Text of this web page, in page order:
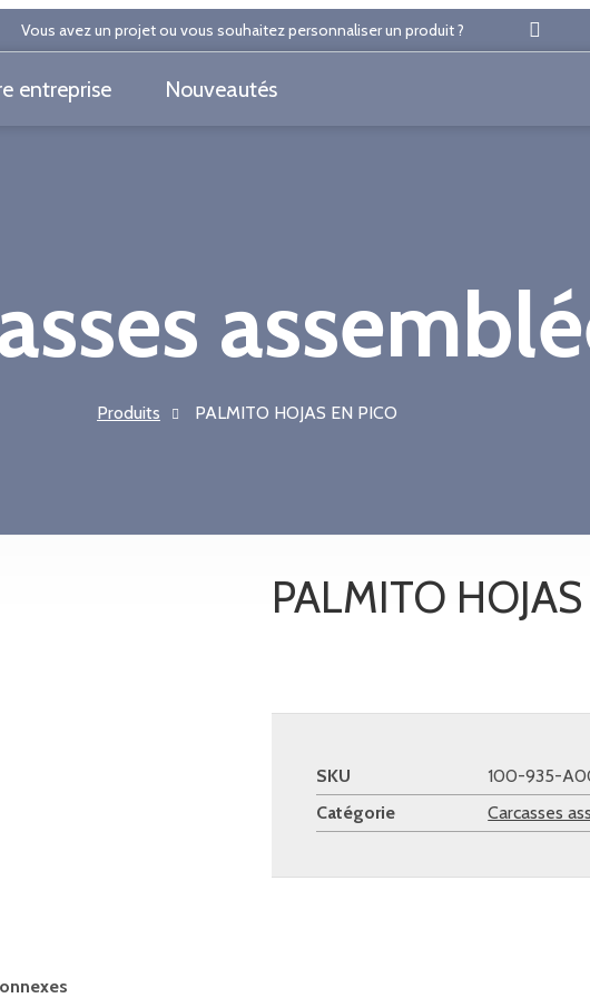
Vous avez un projet ou vous souhaitez personnaliser un produit ?
entreprise Nouveautés
Produits PALMITO HOJAS EN PICO
PALMITO
SKU
100-935-
Catégorie
Carcasses